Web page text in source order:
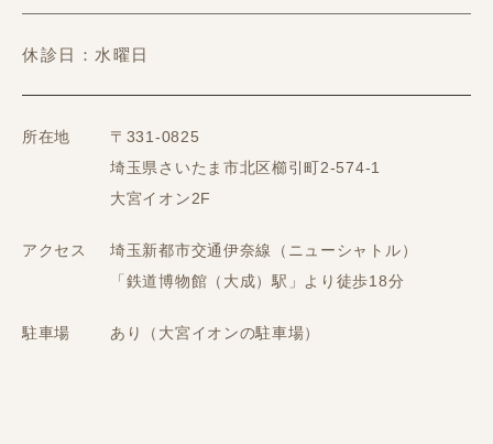
休診日：水曜日
所在地
〒331-0825
埼玉県さいたま市北区櫛引町2-574-1
大宮イオン2F
アクセス
埼玉新都市交通伊奈線（ニューシャトル）
「鉄道博物館（大成）駅」より徒歩18分
駐車場 あり（大宮イオンの駐車場）